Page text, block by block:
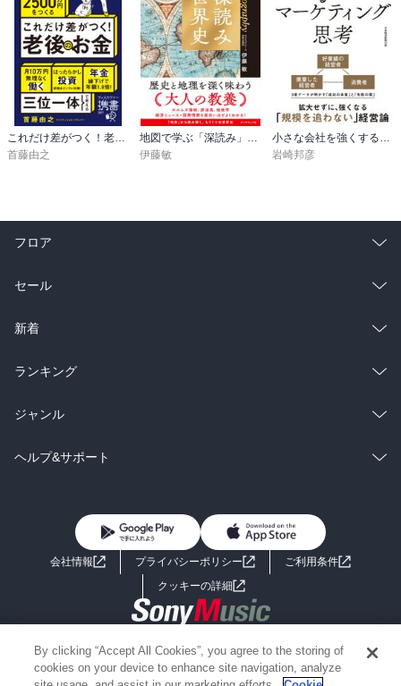
これだけ差がつく！老後のお金 55歳から15年で2500万円をつくる
首藤由之
地図で学ぶ「深読み」世界史
伊藤敏
小さな会社を強くするマーケティング思考
岩崎邦彦
フロア
総合
ラノベ
雑誌・グラビア
BL・TL
セール
総合
ラノベ
雑誌・グラビア
BL・TL
新着
総合
ラノベ
雑誌・グラビア
ランキング
総合
ラノベ
ジャンル
コミック
ライトノベル 男子向けラノベ
小説
海外小説
ミステリー SF
ヘルプ&サポート
よくあるご質問 お問い合わせ
会社情報 プライバシーポリシー
ご利用条件
クッキーの詳細
Copyright 2017 - 2026 Sony Music Entertainment(Japan) Inc.
Information on the site is for the Japan domestic market only
powered by
By clicking “Accept All Cookies”, you agree to the storing of
cookies on your device to enhance site navigation, analyze